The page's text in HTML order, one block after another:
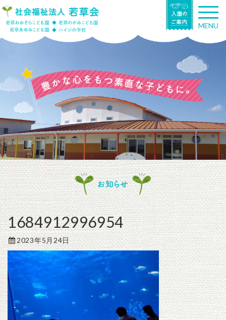
T
o
g
n
g
a
t
n
MENU
お知らせ
1684912996954
2023年5月24日